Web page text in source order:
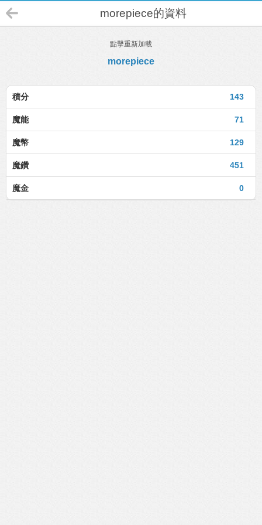
morepiece的資料
點擊重新加載
morepiece
143
積分
71
魔能
129
魔幣
451
魔鑽
0
魔金